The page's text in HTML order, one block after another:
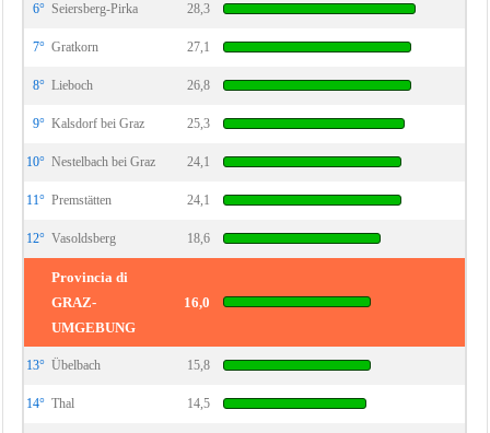
6° Seiersberg-Pirka 28,3
7° Gratkorn 27,1
8° Lieboch 26,8
9° Kalsdorf bei Graz 25,3
10° Nestelbach bei Graz 24,1
11° Premstätten 24,1
12° Vasoldsberg 18,6
Provincia di
GRAZ-
UMGEBUNG
16,0
13° Übelbach 15,8
14° Thal 14,5